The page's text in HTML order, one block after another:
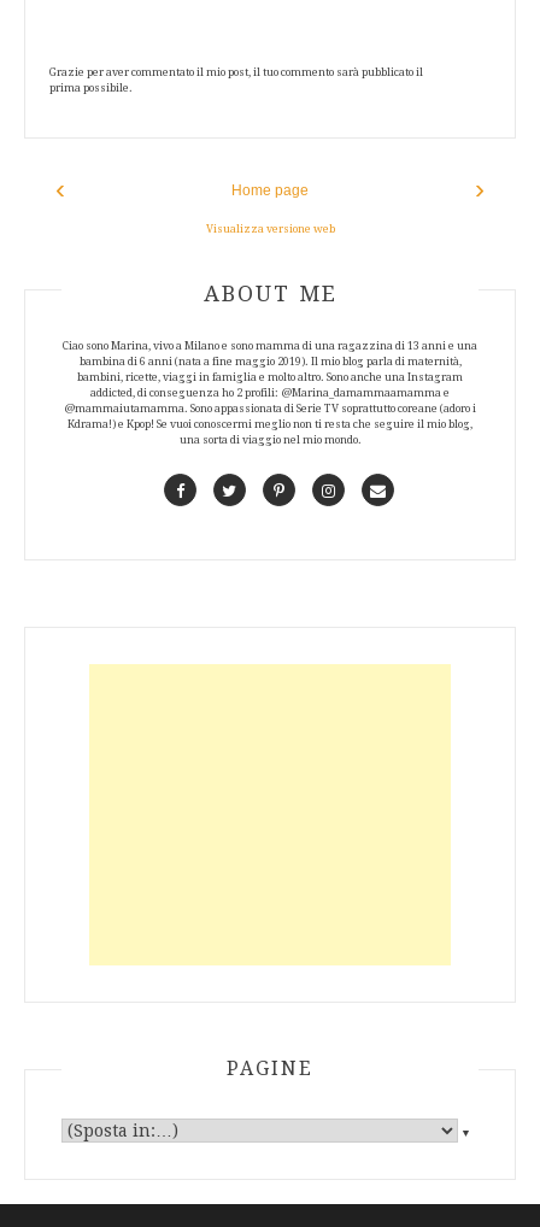
Grazie per aver commentato il mio post, il tuo commento sarà pubblicato il
prima possibile.
‹ ›
Home page
Visualizza versione web
ABOUT AUTHOR
ABOUT ME
Ciao sono Marina, vivo a Milano e sono mamma di una ragazzina di 13 anni e una
bambina di 6 anni (nata a fine maggio 2019). Il mio blog parla di maternità,
bambini, ricette, viaggi in famiglia e molto altro. Sono anche una Instagram
addicted, di conseguenza ho 2 profili: @Marina_damammaamamma e
@mammaiutamamma. Sono appassionata di Serie TV soprattutto coreane (adoro i
Kdrama!) e Kpop! Se vuoi conoscermi meglio non ti resta che seguire il mio blog,
una sorta di viaggio nel mio mondo.
FacebookTwitterPinterestInstagramContact
PAGINE
▼